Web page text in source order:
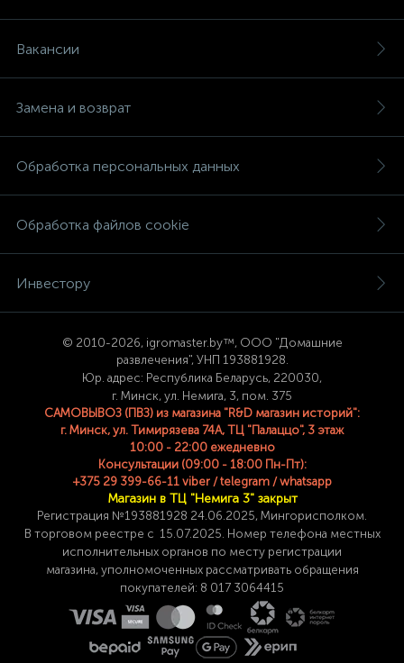
Вакансии
Замена и возврат
Обработка персональных данных
Обработка файлов cookie
Инвестору
© 2010-2026, igromaster.by™, ООО "Домашние
развлечения", УНП 193881928.
Юр. адрес: Республика Беларусь, 220030,
г. Минск, ул. Немига, 3, пом. 375
САМОВЫВОЗ (ПВЗ) из магазина "R&D магазин историй":
г. Минск, ул. Тимирязева 74A, ТЦ "Палаццо", 3 этаж
10:00 - 22:00 ежедневно
Консультации (09:00 - 18:00 Пн-Пт):
+375 29 399-66-11 viber / telegram / whatsapp
Магазин в ТЦ "Немига 3" закрыт
Регистрация №193881928 24 .06.2025, Мингорисполком.
В торговом реестре с 15.07.2025. Номер телефона местных
исполнительных органов по месту регистрации
магазина,уполномоченных рассматривать обращения
покупателей: 8 017 3064415